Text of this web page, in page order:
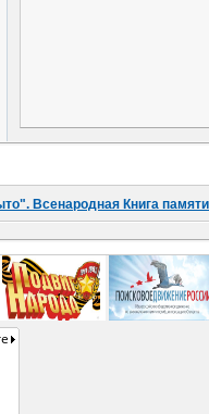
Всенародная Книга